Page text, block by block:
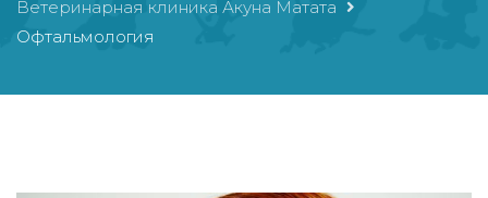
Ветеринарная клиника Акуна Матата
Офтальмология